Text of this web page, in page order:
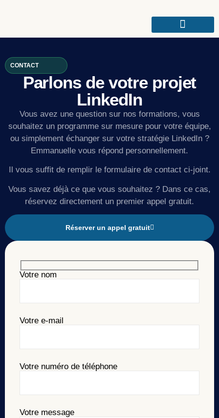
CONTACT
Parlons de votre projet
LinkedIn
Vous avez une question sur nos formations, vous
souhaitez un programme sur mesure pour votre équipe,
ou simplement échanger sur votre stratégie LinkedIn ?
Emmanuelle vous répond personnellement.
Il vous suffit de remplir le formulaire de contact ci-joint.
Vous savez déjà ce que vous souhaitez ? Dans ce cas,
réservez directement un premier appel gratuit.
Réserver un appel gratuit
Votre nom
Votre e-mail
Votre numéro de téléphone
Votre message